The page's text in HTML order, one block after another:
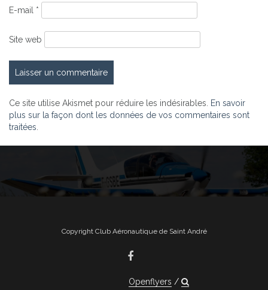
E-mail *
Site web
Ce site utilise Akismet pour réduire les indésirables. En savoir
plus sur la façon dont les données de vos commentaires sont
traitées
Copyright Club Aéronautique de Saint André
Openflyers